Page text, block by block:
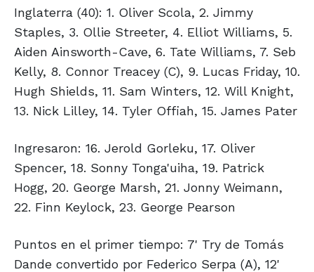
Inglaterra (40): 1. Oliver Scola, 2. Jimmy
Staples, 3. Ollie Streeter, 4. Elliot Williams, 5.
Aiden Ainsworth-Cave, 6. Tate Williams, 7. Seb
Kelly, 8. Connor Treacey (C), 9. Lucas Friday, 10.
Hugh Shields, 11. Sam Winters, 12. Will Knight,
13. Nick Lilley, 14. Tyler Offiah, 15. James Pater
Ingresaron: 16. Jerold Gorleku, 17. Oliver
Spencer, 18. Sonny Tonga'uiha, 19. Patrick
Hogg, 20. George Marsh, 21. Jonny Weimann,
22. Finn Keylock, 23. George Pearson
Puntos en el primer tiempo: 7' Try de Tomás
Dande convertido por Federico Serpa (A), 12'